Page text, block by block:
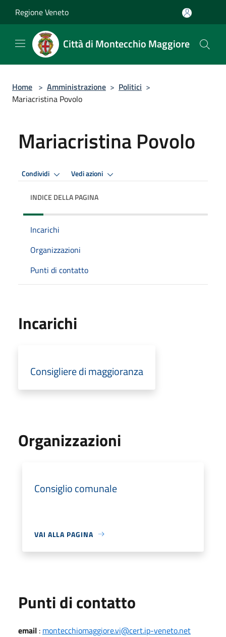
Regione Veneto
Città di Montecchio Maggiore
Home > Amministrazione > Politici >
Mariacristina Povolo
Mariacristina Povolo
Condividi Vedi azioni
INDICE DELLA PAGINA
Incarichi
Organizzazioni
Punti di contatto
Incarichi
Consigliere di maggioranza
Organizzazioni
Consiglio comunale
VAI ALLA PAGINA
Punti di contatto
email : montecchiomaggiore.vi@cert.ip-veneto.net